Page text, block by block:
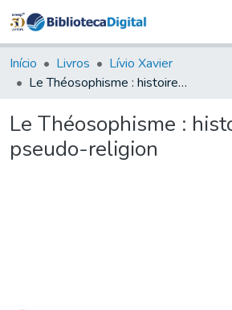
&
Coleções
Tudo na
Digital
Início Livros
Lívio Xavier
Le Théosophisme : histoire d'une pseudo-religion
Le Théosophisme :
pseudo-religion